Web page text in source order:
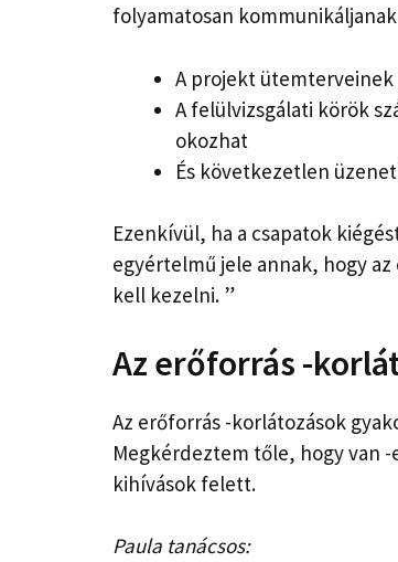
folyamatosan
A projekt ütemterveinek
A felülvizsgálati körök
okozhat
És következetlen
Ezenkívül, ha a csapatok
egyértelmű jele annak, hogy
kell kezelni. ”
Az erőforrás -
Az erőforrás -korlátozások
Megkérdeztem tőle, hogy van
kihívások felett.
Paula tanácsos: